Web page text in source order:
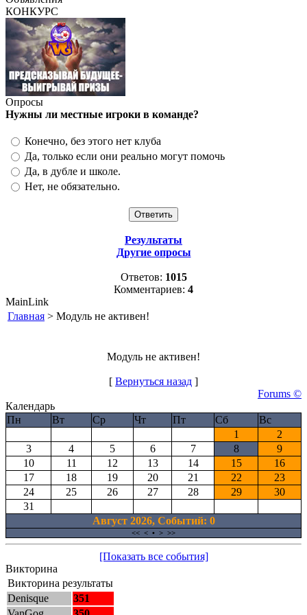
КОНКУРС
Опросы
Нужны ли местные игроки в команде?
Конечно, без этого нет клуба
Да, только если они реально могут помочь
Да, в дубле и школе.
Нет, не обязательно.
Результаты
Другие опросы
Ответов: 1015
Комментариев: 4
MainLink
Главная > Модуль не активен!
Модуль не активен!
[ Вернуться назад ]
Forums ©
Календарь
Пн
Вт Ср Чт Пт Сб
Вс
1
2
3
4 5 6 7 8
9
10
11 12 13 14 15
16
17
18 19 20 21 22
23
24
25 26 27 28 29
30
31
Август 2026, Cобытий: 0
<< < • > >>
[Показать все события]
Викторина
Викторина результаты
Denisque
351